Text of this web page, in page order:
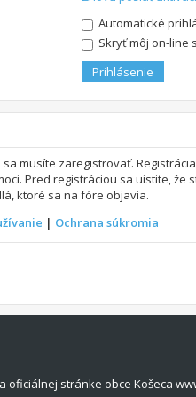
Automatické
Skryť môj on-line
musíte zaregistrovať.
Pred registráciou sa uistite, že
ktoré sa na fóre objavia.
| Ochrana súkromia
oficiálnej stránke obce Košeca